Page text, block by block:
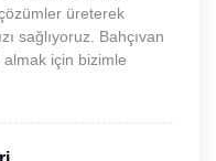
üreterek
sağlıyoruz. Bahçıvan
için bizimle